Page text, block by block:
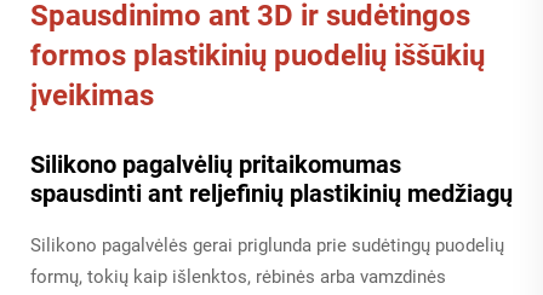
Spausdinimo ant 3D ir sudėtingos
formos plastikinių puodelių iššūkių
įveikimas
Silikono pagalvėlių pritaikomumas
spausdinti ant reljefinių plastikinių medžiagų
Silikono pagalvėlės gerai priglunda prie sudėtingų puodelių
formų, tokių kaip išlenktos, rėbinės arba vamzdinės